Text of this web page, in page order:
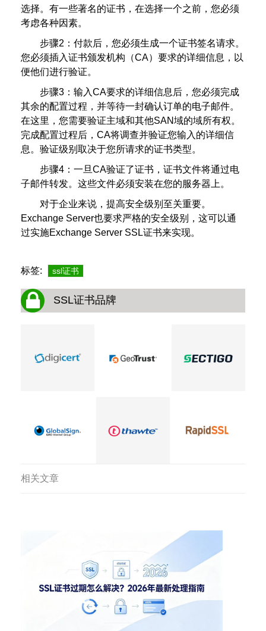
选择。有一些著名的证书，在选择一个之前，您必须
考虑各种因素。
步骤2：付款后，您必须生成一个证书签名请求。
您必须插入证书颁发机构（CA）要求的详细信息，以
便他们进行验证。
步骤3：输入CA要求的详细信息后，您必须完成
其余的配置过程，并等待一封确认订单的电子邮件。
在这里，您需要验证主域和其他SAN域的域所有权。
完成配置过程后，CA将调查并验证您输入的详细信
息。验证级别取决于您所请求的证书类型。
步骤4：一旦CA验证了证书，证书文件将通过电
子邮件转发。这些文件必须安装在您的服务器上。
对于企业来说，提高安全级别至关重要。
Exchange Server也要求严格的安全级别，这可以通
过实施Exchange Server SSL证书来实现。
标签: ssl证书
SSL证书品牌
相关文章